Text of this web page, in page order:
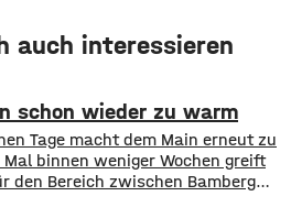
auch interessieren
schon wieder zu warm
Tage macht dem Main erneut zu
binnen weniger Wochen greift
den Bereich zwischen Bamberg